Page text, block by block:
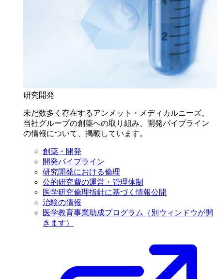
研究開発
未だ数多く存在するアンメット・メディカルニーズ。
当社グループの創薬への取り組み、開発パイプライン
の情報について、掲載しています。
創薬・開発
開発パイプライン
研究開発における倫理
公的研究費の運営・管理体制
医学研究倫理指針に基づく情報公開
治験の情報
医学教育事業助成プログラム
（別ウィンドウが開
きます）